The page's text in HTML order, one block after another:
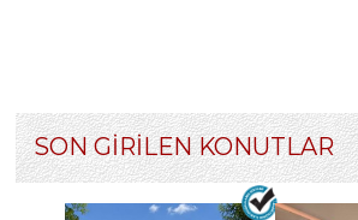
SON GİRİLEN KONUTLAR